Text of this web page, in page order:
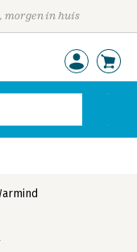
morgen in huis